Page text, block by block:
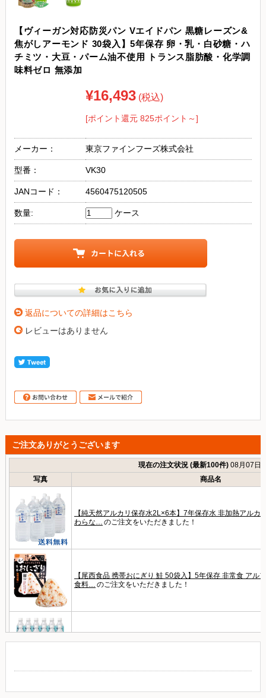
【ヴィーガン対応防災パン Vエイドパン 黒糖レーズン&
焦がしアーモンド 30袋入】5年保存 卵・乳・白砂糖・ハ
チミツ・大豆・パーム油不使用 トランス脂肪酸・化学調
味料ゼロ 無添加
¥16,493 (税込)
[ポイント還元 825ポイント～]
メーカー： 東京ファインフーズ株式会社
型番： VK30
JANコード： 4560475120505
数量: ケース
返品についての詳細はこちら
レビューはありません
ご注文ありがとうございます